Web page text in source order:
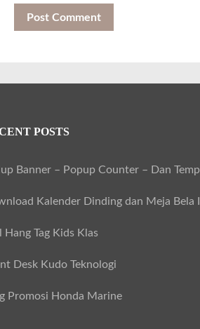
POSTS
Banner – Popup Counter – Dan
Kalender Dinding dan Meja Bela
Hang Tag Kids Klas
Desk Kudo Teknologi
Promosi Honda Marine